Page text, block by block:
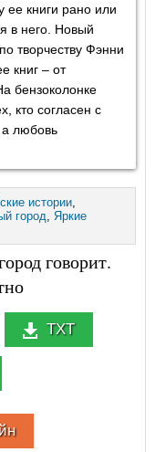
книги рано или
в него. Новый
творчеству Фэнни
книг – от
бензоколонке
кто согласен с
любовь
истории,
город, Яркие
говорит.
TXT